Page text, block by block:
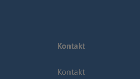
Kontakt
Kontakt